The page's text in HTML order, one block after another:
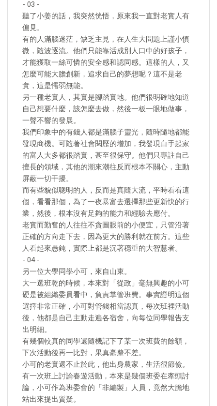
- 03 -
聽了小姜的話，我突然恍悟，原來我一直對老實人有
偏見。
有的人滿腦迷茫，缺乏主見，在人生大問題上謹小慎
微，隨波逐流。他們只能靠活成別人口中的好孩子，
才能獲取一絲可憐的安全感和認同感。這樣的人，又
怎麼可能大膽創新，追求自己的夢想呢？這不是老
實，這是懦弱無能。
另一種老實人，其實是腳踏實地。他們很明確地知道
自己想要什麼，該怎麼去做，然後一板一眼地做事，
一聲不響的發展。
我們印象中的有錢人都是滿腦子靈光，隨時隨地都能
發現商機。可隨著社會閱歷的增加，我發現白手起家
的富人大多都很踏實，甚至很保守。他們只專註自己
擅長的領域，其他的潮來潮往反而根本不關心，主動
屏蔽一切干擾。
而有些貌似聰明的人，反而是真隨大流，平時看看這
個，看看那個，為了一夜暴富去選擇那些更新快的行
業，然後，根本沒有足夠的能力和經驗去應付。
老實而勤奮的人往往不貪圖眼前的小便宜，只管沿著
正確的方向走下去，因為更大的勝利就在前方。這些
人看起來愚鈍，實際上都是沉著穩重的大智慧者。
- 04 -
另一位大學同學小可，來自山東。
大一選班乾的時候，本來對「從政」毫無興趣的小可
硬是被組織委員看中，負責掌管班費。事實證明這個
選擇非常正確，小可對管錢相當認真，每次班裡活動
後，他都是自己主動走遍各宿舍，向每位同學報告支
出明細。
有幾個較真的同學還隨機記下了某一次班費的餘額，
下次活動後再一比對，果真毫釐不差。
小可的老實還不止於此，他出身農家，生活很節儉。
有一次班上討論春遊活動，本來是幾個班委在牽頭討
論，小可作為班委會的「非編製」人員，竟然大膽地
站出來提出質疑。